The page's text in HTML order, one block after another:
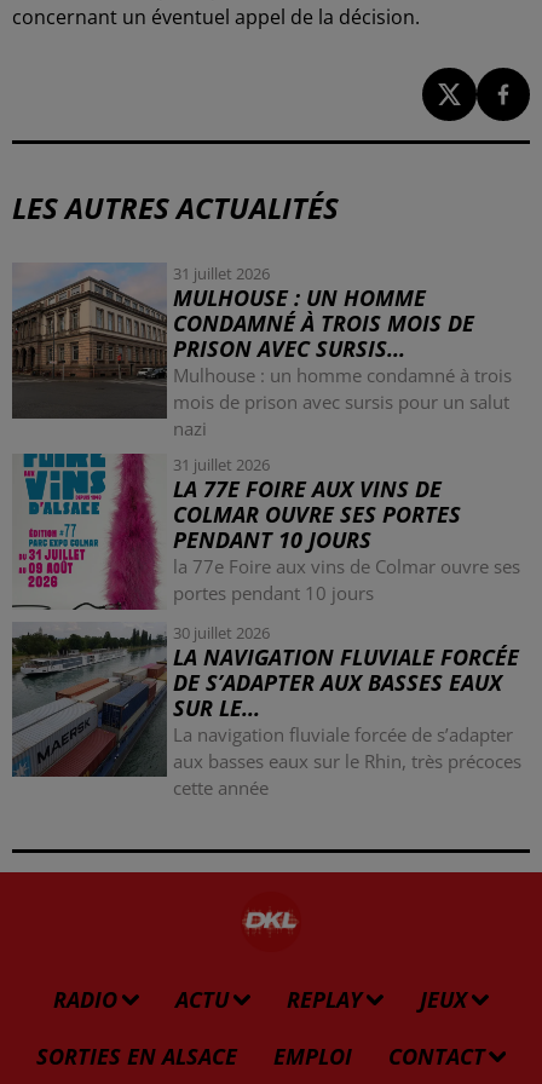
concernant un éventuel appel de la décision.
LES AUTRES ACTUALITÉS
31 juillet 2026
MULHOUSE : UN HOMME
CONDAMNÉ À TROIS MOIS DE
PRISON AVEC SURSIS...
Mulhouse : un homme condamné à trois
mois de prison avec sursis pour un salut
nazi
31 juillet 2026
LA 77E FOIRE AUX VINS DE
COLMAR OUVRE SES PORTES
PENDANT 10 JOURS
la 77e Foire aux vins de Colmar ouvre ses
portes pendant 10 jours
30 juillet 2026
LA NAVIGATION FLUVIALE FORCÉE
DE S’ADAPTER AUX BASSES EAUX
SUR LE...
La navigation fluviale forcée de s’adapter
aux basses eaux sur le Rhin, très précoces
cette année
RADIO ACTU REPLAY
JEUX
SORTIES EN ALSACE
EMPLOI CONTACT